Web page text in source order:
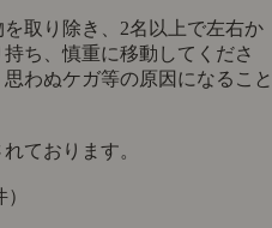
取り除き、2名以上で左右か
ち、慎重に移動してくださ
わぬケガ等の原因になること
ております。